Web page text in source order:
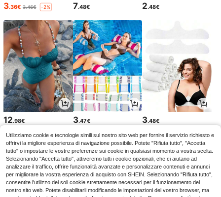
3.36€ 3.46€ -2% 7.48€ 2.48€
12.98€ 3.47€ 3.48€
Utilizziamo cookie e tecnologie simili sul nostro sito web per fornire il servizio richiesto e
offrirvi la migliore esperienza di navigazione possibile. Potete "Rifiuta tutto", "Accetta
tutto" o impostare le vostre preferenze sui cookie in qualsiasi momento a vostra scelta.
Selezionando "Accetta tutto", attiveremo tutti i cookie opzionali, che ci aiutano ad
analizzare il traffico, offrire funzionalità avanzate e personalizzare contenuti e annunci
per migliorare la vostra esperienza di acquisto con SHEIN. Selezionando "Rifiuta tutto",
consentite l'utilizzo dei soli cookie strettamente necessari per il funzionamento del
nostro sito web. Potete disabilitarli modificando le impostazioni del vostro browser, ma